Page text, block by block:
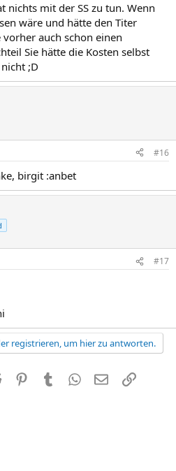
nichts mit der SS zu tun. Wenn
wäre und hätte den Titer
auch schon einen
Sie hätte die Kosten selbst
;D
#16
birgit :anbet
#17
registrieren, um hier zu antworten.
Reddit PinterestTumblr WhatsApp
E-MailLink